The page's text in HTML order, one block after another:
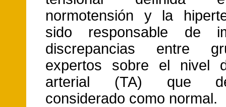
normotensión y la
sido responsable de
discrepancias entre
expertos sobre el nivel
arterial (TA) que
considerado como normal.